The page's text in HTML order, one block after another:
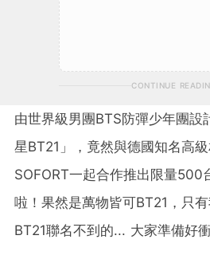
CONTINUE
由世界級男團BTS防彈少年團設
星BT21」，竟然與德國知名高
SOFORT一起合作推出限量500
啦！果然是萬物皆可BT21，只
BT21聯名不到的... 大家準備好